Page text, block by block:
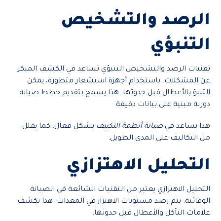
الرصد والتشخيص
التنبؤي
تقنيات الرصد والتشخيص التنبؤي تساعد في الكشف المبكر
عن المشكلات. باستخدام أجهزة استشعار متطورة، يمكن
التنبؤ بالأعطال قبل حدوثها. هذا يسمح بتقديم خطط صيانة
دورية مبنية على بيانات دقيقة.
هذا يساعد فيصيانة أنظمة التكييف بشكل فعال. كما يقلل
من التكاليف على المدى الطويل.
التحليل الاهتزازي
التحليل الاهتزازي يعتبر من التقنيات الشائعة في الصيانة
الوقائية. يتم رصد مستويات الاهتزاز في المعدات. هذا يكشف
علامات التآكل والأعطال قبل حدوثها.